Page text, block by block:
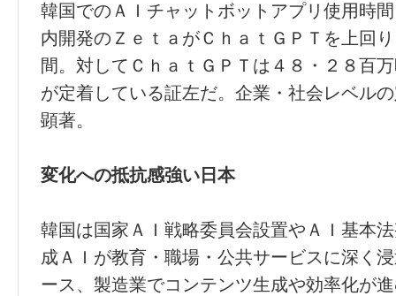
韓国でのＡＩチャットボットアプリ使用時
内開発のＺｅｔａがＣｈａｔＧＰＴを上回
間。対してＣｈａｔＧＰＴは４８・２８百
が定着している証左だ。企業・社会レベル
顕著。
変化への抵抗感強い日本
韓国は国家ＡＩ戦略委員会設置やＡＩ基本
成ＡＩが教育・職場・公共サービスに深く
ース、製造業でコンテンツ生成や効率化が